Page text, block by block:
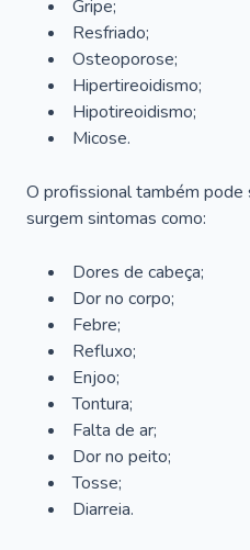
Gripe;
Resfriado;
Osteoporose;
Hipertireoidismo;
Hipotireoidismo;
Micose.
O profissional também pode
surgem sintomas como:
Dores de cabeça;
Dor no corpo;
Febre;
Refluxo;
Enjoo;
Tontura;
Falta de ar;
Dor no peito;
Tosse;
Diarreia.